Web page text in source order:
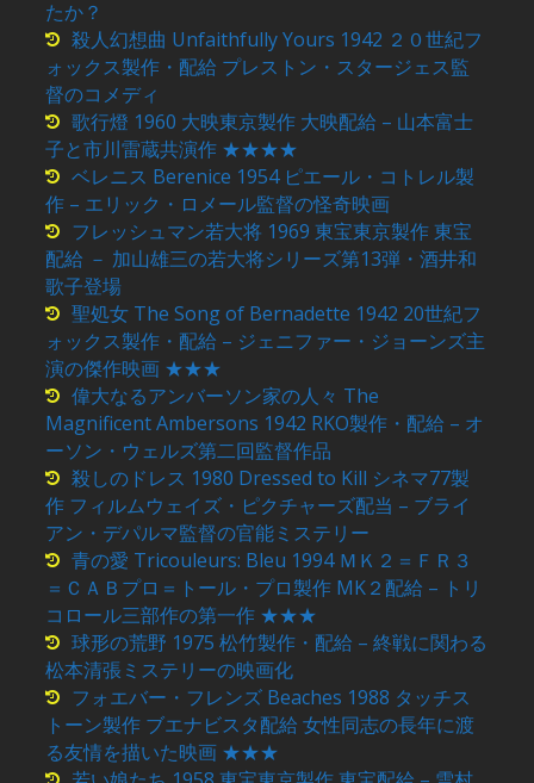
たか？
殺人幻想曲 Unfaithfully Yours 1942 ２０世紀フ
ォックス製作・配給 プレストン・スタージェス監
督のコメディ
歌行燈 1960 大映東京製作 大映配給 – 山本富士
子と市川雷蔵共演作 ★★★★
ベレニス Berenice 1954 ピエール・コトレル製
作 – エリック・ロメール監督の怪奇映画
フレッシュマン若大将 1969 東宝東京製作 東宝
配給 － 加山雄三の若大将シリーズ第13弾・酒井和
歌子登場
聖処女 The Song of Bernadette 1942 20世紀フ
ォックス製作・配給 – ジェニファー・ジョーンズ主
演の傑作映画 ★★★
偉大なるアンバーソン家の人々 The
Magnificent Ambersons 1942 RKO製作・配給 – オ
ーソン・ウェルズ第二回監督作品
殺しのドレス 1980 Dressed to Kill シネマ77製
作 フィルムウェイズ・ピクチャーズ配当 – ブライ
アン・デパルマ監督の官能ミステリー
青の愛 Tricouleurs: Bleu 1994 ＭＫ２＝ＦＲ３
＝ＣＡＢプロ＝トール・プロ製作 MK２配給 – トリ
コロール三部作の第一作 ★★★
球形の荒野 1975 松竹製作・配給 – 終戦に関わる
松本清張ミステリーの映画化
フォエバー・フレンズ Beaches 1988 タッチス
トーン製作 ブエナビスタ配給 女性同志の長年に渡
る友情を描いた映画 ★★★